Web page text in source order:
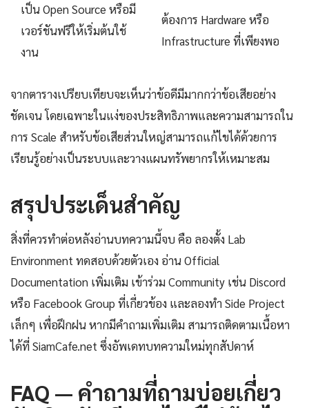
เป็น Open Source หรือมี
เวอร์ชันฟรีให้เริ่มต้นใช้
งาน
ต้องการ Hardware หรือ
Infrastructure ที่เพียงพอ
จากตารางเปรียบเทียบจะเห็นว่าข้อดีมีมากกว่าข้อเสียอย่าง
ชัดเจน โดยเฉพาะในแง่ของประสิทธิภาพและความสามารถใน
การ Scale สำหรับข้อเสียส่วนใหญ่สามารถแก้ไขได้ด้วยการ
เรียนรู้อย่างเป็นระบบและวางแผนทรัพยากรให้เหมาะสม
สรุปประเด็นสำคัญ
สิ่งที่ควรทำต่อหลังอ่านบทความนี้จบ คือ ลองตั้ง Lab
Environment ทดสอบด้วยตัวเอง อ่าน Official
Documentation เพิ่มเติม เข้าร่วม Community เช่น Discord
หรือ Facebook Group ที่เกี่ยวข้อง และลองทำ Side Project
เล็กๆ เพื่อฝึกฝน หากมีคำถามเพิ่มเติม สามารถติดตามเนื้อหา
ได้ที่ SiamCafe.net ซึ่งอัพเดทบทความใหม่ทุกสัปดาห์
FAQ — คำถามที่ถามบ่อยเกี่ยว